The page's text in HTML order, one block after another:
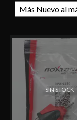
SIN STOCK